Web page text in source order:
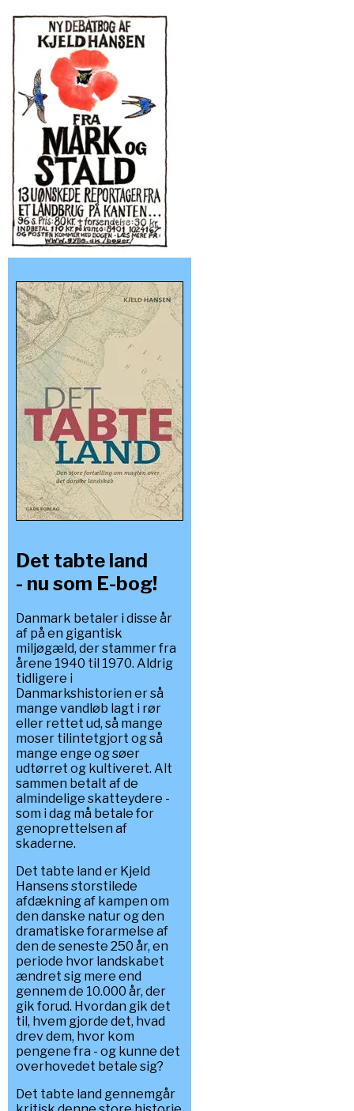
Det tabte land
- nu som E-bog!
Danmark betaler i disse år
af på en gigantisk
miljøgæld, der stammer fra
årene 1940 til 1970. Aldrig
tidligere i
Danmarkshistorien er så
mange vandløb lagt i rør
eller rettet ud, så mange
moser tilintetgjort og så
mange enge og søer
udtørret og kultiveret. Alt
sammen betalt af de
almindelige skatteydere -
som i dag må betale for
genoprettelsen af
skaderne.
Det tabte land er Kjeld
Hansens storstilede
afdækning af kampen om
den danske natur og den
dramatiske forarmelse af
den de seneste 250 år, en
periode hvor landskabet
ændret sig mere end
gennem de 10.000 år, der
gik forud. Hvordan gik det
til, hvem gjorde det, hvad
drev dem, hvor kom
pengene fra - og kunne det
overhovedet betale sig?
Det tabte land gennemgår